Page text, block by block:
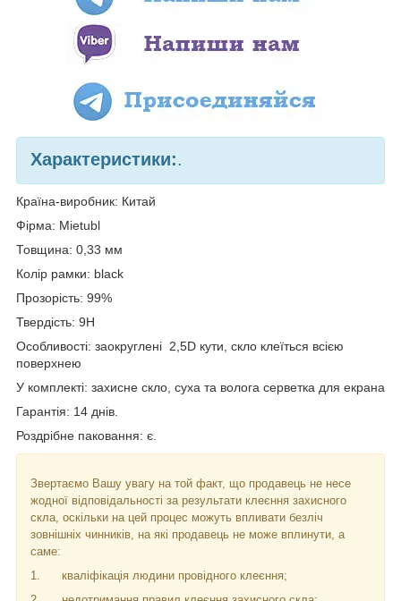
Характеристики:.
Країна-виробник: Китай
Фірма: Mietubl
Товщина: 0,33 мм
Колір рамки: black
Прозорість: 99%
Твердість: 9H
Особливості: заокруглені 2,5D кути, скло клеїться всією
поверхнею
У комплекті: захисне скло, суха та волога серветка для екрана
Гарантія: 14 днів.
Роздрібне паковання: є.
Звертаємо Вашу увагу на той факт, що продавець не несе
жодної відповідальності за результати клеєння захисного
скла, оскільки на цей процес можуть впливати безліч
зовнішніх чинників, на які продавець не може вплинути, а
саме:
1.
кваліфікація людини провідного клеєння;